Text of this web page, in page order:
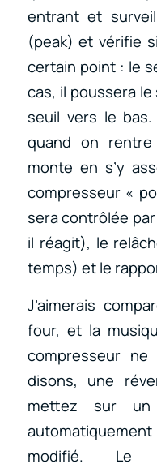
entrant et
(peak) et vérifie
certain point : le
cas, il poussera
seuil vers le bas.
quand on
monte en s’y
compresseur «
sera contrôlée
il réagit), le
temps) et le
J’aimerais
four, et la
compresseur
disons, une
mettez sur un
modifié. Le